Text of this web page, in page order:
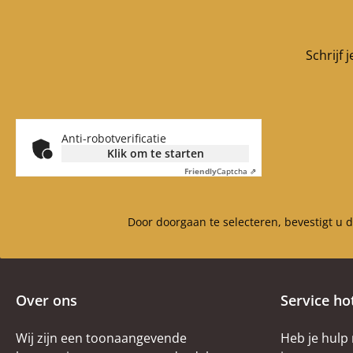
Schrijf
Anti-robotverificatie
Klik om te starten
FriendlyCaptcha ⇗
Door doorgaan te selecteren, bevestigt u
Over ons
Wij zijn een toonaangevende
Service
Heb je hulp